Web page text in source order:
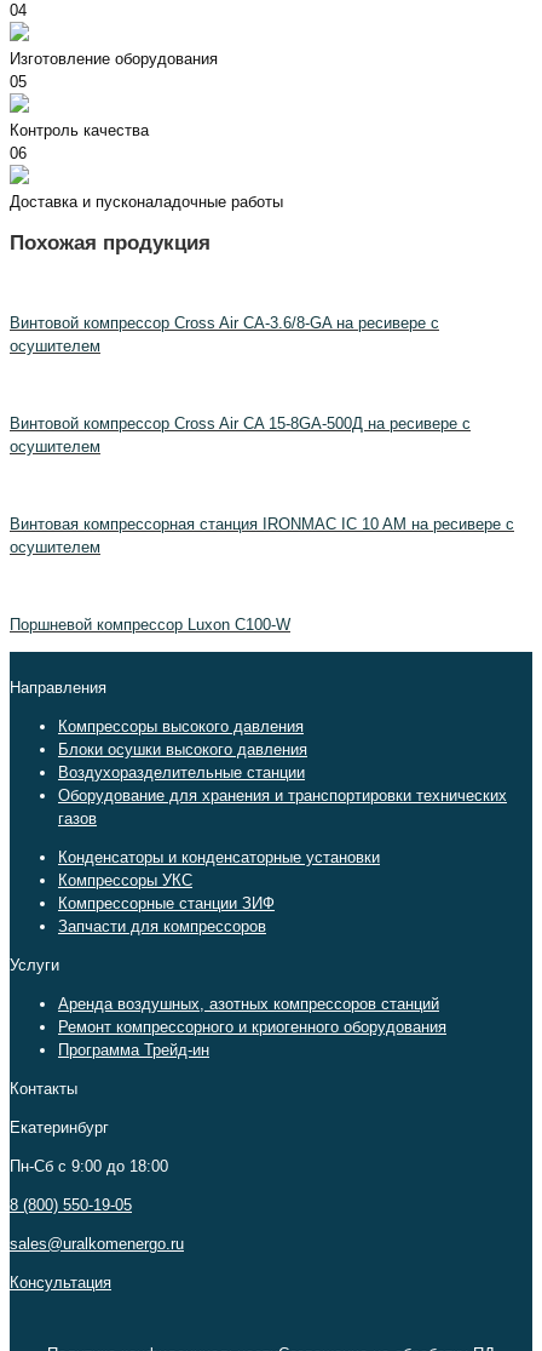
04
Изготовление оборудования
05
Контроль качества
06
Доставка и пусконаладочные работы
Похожая продукция
Винтовой компрессор Cross Air CA-3.6/8-GA на ресивере с
осушителем
Винтовой компрессор Cross Air CA 15-8GA-500Д на ресивере с
осушителем
Винтовая компрессорная станция IRONMAC IC 10 AM на ресивере с
осушителем
Поршневой компрессор Luxon C100-W
Направления
Компрессоры высокого давления
Блоки осушки высокого давления
Воздухоразделительные станции
Оборудование для хранения и транспортировки технических
газов
Конденсаторы и конденсаторные установки
Компрессоры УКС
Компрессорные станции ЗИФ
Запчасти для компрессоров
Услуги
Аренда воздушных, азотных компрессоров станций
Ремонт компрессорного и криогенного оборудования
Программа Трейд-ин
Контакты
Екатеринбург
Пн-Сб c 9:00 до 18:00
8 (800) 550-19-05
sales@uralkomenergo.ru
Консультация